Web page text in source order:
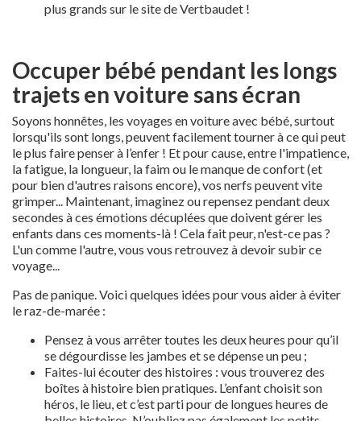
plus grands sur le site de Vertbaudet !
Occuper bébé pendant les longs
trajets en voiture sans écran
Soyons honnêtes, les voyages en voiture avec bébé, surtout
lorsqu'ils sont longs, peuvent facilement tourner à ce qui peut
le plus faire penser à l’enfer ! Et pour cause, entre l'impatience,
la fatigue, la longueur, la faim ou le manque de confort (et
pour bien d'autres raisons encore), vos nerfs peuvent vite
grimper... Maintenant, imaginez ou repensez pendant deux
secondes à ces émotions décuplées que doivent gérer les
enfants dans ces moments-là ! Cela fait peur, n'est-ce pas ?
L'un comme l'autre, vous vous retrouvez à devoir subir ce
voyage...
Pas de panique. Voici quelques idées pour vous aider à éviter
le raz-de-marée :
Pensez à vous arrêter toutes les deux heures pour qu’il
se dégourdisse les jambes et se dépense un peu ;
Faites-lui écouter des histoires : vous trouverez des
boîtes à histoire bien pratiques. L’enfant choisit son
héros, le lieu, et c’est parti pour de longues heures de